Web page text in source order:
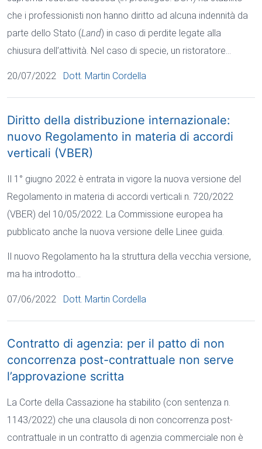
che i professionisti non hanno diritto ad alcuna indennità da
parte dello Stato (Land) in caso di perdite legate alla
chiusura dell’attività. Nel caso di specie, un ristoratore…
20/07/2022 Dott. Martin Cordella
Diritto della distribuzione internazionale:
nuovo Regolamento in materia di accordi
verticali (VBER)
Il 1° giugno 2022 è entrata in vigore la nuova versione del
Regolamento in materia di accordi verticali n. 720/2022
(VBER) del 10/05/2022. La Commissione europea ha
pubblicato anche la nuova versione delle Linee guida.
Il nuovo Regolamento ha la struttura della vecchia versione,
ma ha introdotto…
07/06/2022 Dott. Martin Cordella
Contratto di agenzia: per il patto di non
concorrenza post-contrattuale non serve
l’approvazione scritta
La Corte della Cassazione ha stabilito (con sentenza n.
1143/2022) che una clausola di non concorrenza post-
contrattuale in un contratto di agenzia commerciale non è